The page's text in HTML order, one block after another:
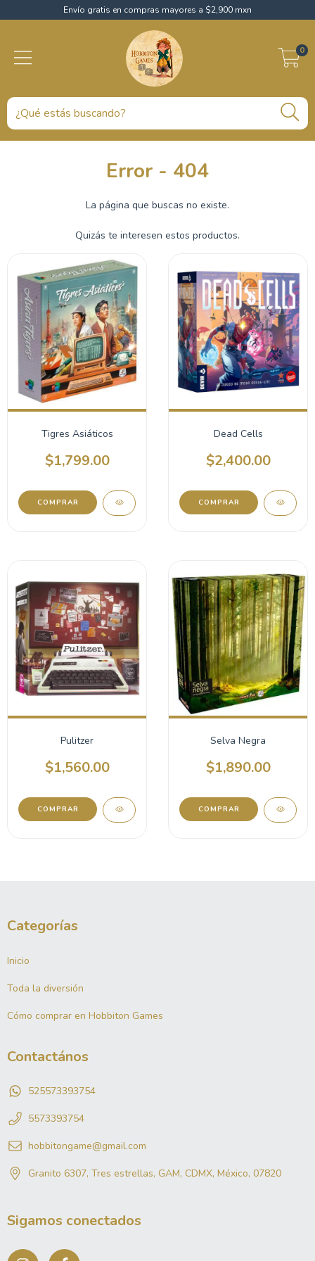
Envío gratis en compras mayores a $2,900 mxn
0
Error - 404
La página que buscas no existe.
Quizás te interesen estos productos.
Tigres Asiáticos
$1,799.00
Dead Cells
$2,400.00
Pulitzer
$1,560.00
Selva Negra
$1,890.00
Categorías
Inicio
Toda la diversión
Cómo comprar en Hobbiton Games
Contactános
525573393754
5573393754
hobbitongame@gmail.com
Granito 6307, Tres estrellas, GAM, CDMX, México, 07820
Sigamos conectados